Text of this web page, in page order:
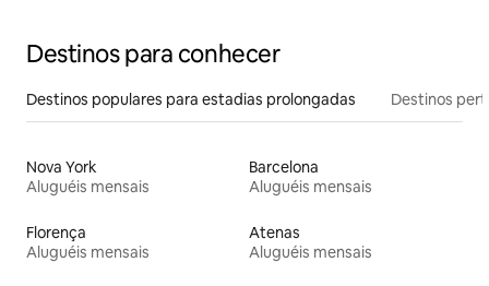
Destinos para conhecer
Destinos populares para estadias prolongadas Destinos
Nova York
Aluguéis mensais
Barcelona
Aluguéis mensais
Florença
Aluguéis mensais
Atenas
Aluguéis mensais